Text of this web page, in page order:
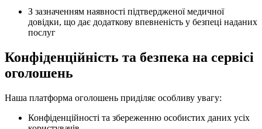
З зазначенням наявності підтвердженої медичної
довідки, що дає додаткову впевненість у безпеці наданих
послуг
Конфіденційність та безпека на сервісі
оголошень
Наша платформа оголошень приділяє особливу увагу:
Конфіденційності та збереженню особистих даних усіх